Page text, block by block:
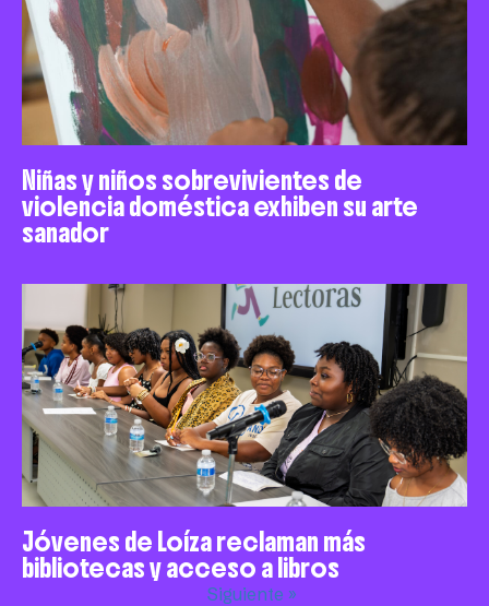
Niñas y niños sobrevivientes de
violencia doméstica exhiben su arte
sanador
Jóvenes de Loíza reclaman más
bibliotecas y acceso a libros
Siguiente »